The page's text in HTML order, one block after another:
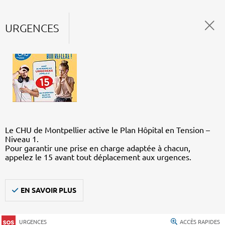
URGENCES
Le CHU de Montpellier active le Plan Hôpital en Tension –
Niveau 1.
Pour garantir une prise en charge adaptée à chacun,
appelez le 15 avant tout déplacement aux urgences.
EN SAVOIR PLUS
URGENCES ACCÈS RAPIDES